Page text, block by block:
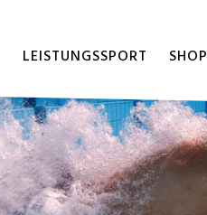
LEISTUNGSSPORT SHOP